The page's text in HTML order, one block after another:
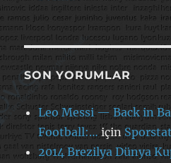
SON YORUMLAR
Leo Messi — Back in
Football:…için
2014 Brezilya Dünya